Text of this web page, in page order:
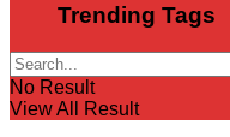
Trending Tags
No Result
View All Result